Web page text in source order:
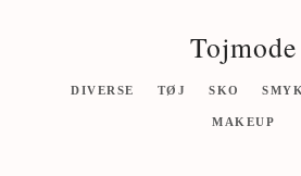
Tojmode
DIVERSE TØJ SKO
MAKEUP